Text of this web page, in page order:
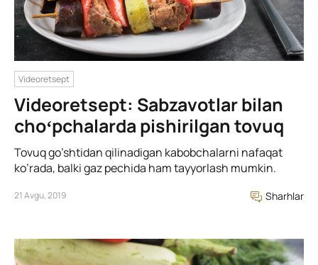
Videoretsept
Videoretsept: Sabzavotlar bilan
choʻpchalarda pishirilgan tovuq
Tovuq go’shtidan qilinadigan kabobchalarni nafaqat
ko’rada, balki gaz pechida ham tayyorlash mumkin.
21 Avgu, 2019 Sharhlar